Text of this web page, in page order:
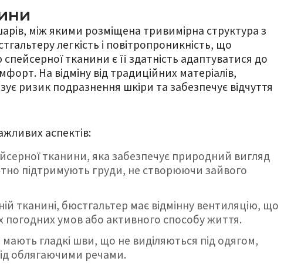
між якими розміщена тривимірна структура з
легкість і повітропроникність, що
тканини є її здатність адаптуватися до
На відміну від традиційних матеріалів,
ризик подразнення шкіри та забезпечує відчуття
аспектів:
тканини, яка забезпечує природний вигляд
підтримують груди, не створюючи зайвого
тканині, бюстгальтер має відмінну вентиляцію, що
умов або активного способу життя.
гладкі шви, що не виділяються під одягом,
облягаючими речами.